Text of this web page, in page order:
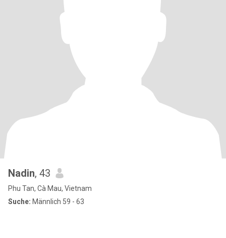
Nadin, 43
Phu Tan, Cà Mau, Vietnam
Suche: Männlich 59 - 63